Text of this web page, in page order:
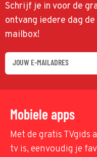
Schrijf je in voor de
ontvang iedere dag
mailbox!
Mobiele apps
Met de gratis TVgids
tv is, eenvoudig je